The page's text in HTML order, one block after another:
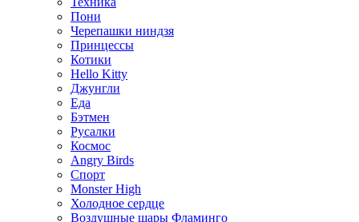
Пони
Черепашки ниндзя
Принцессы
Котики
Hello Kitty
Джунгли
Еда
Бэтмен
Русалки
Космос
Angry Birds
Спорт
Monster High
Холодное сердце
Воздушные шары Фламинго